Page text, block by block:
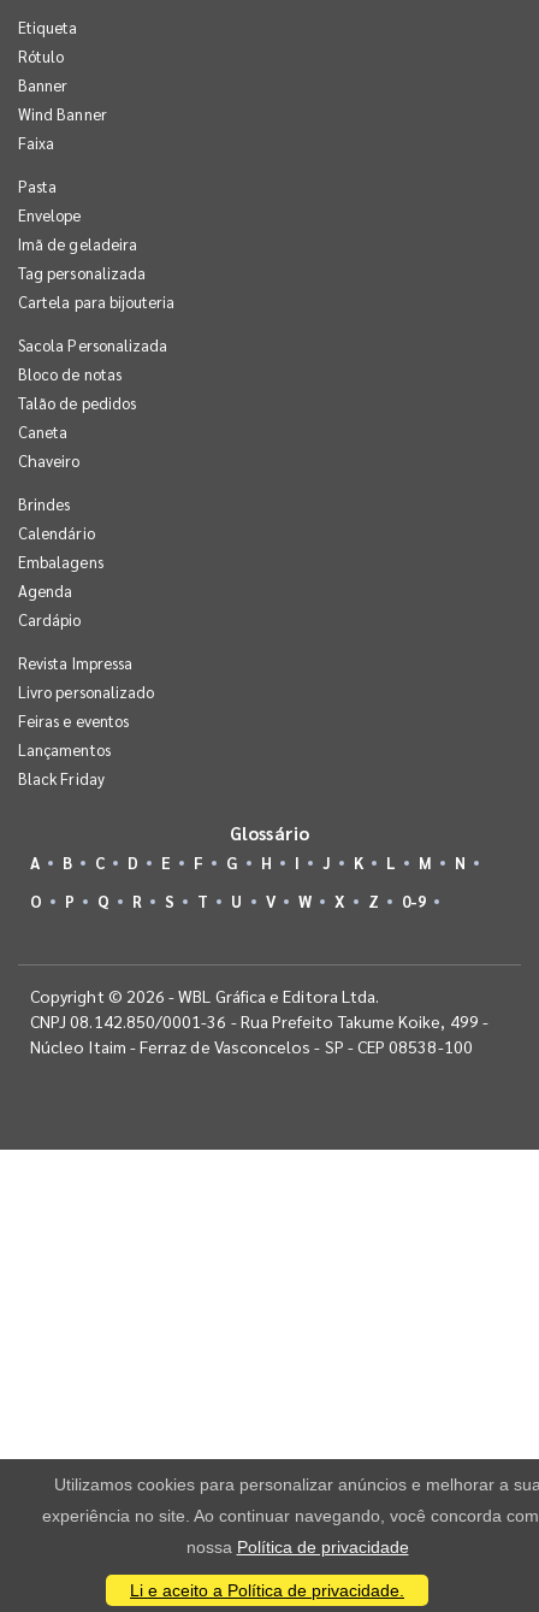
Etiqueta
Rótulo
Banner
Wind Banner
Faixa
Pasta
Envelope
Imã de geladeira
Tag personalizada
Cartela para bijouteria
Sacola Personalizada
Bloco de notas
Talão de pedidos
Caneta
Chaveiro
Brindes
Calendário
Embalagens
Agenda
Cardápio
Revista Impressa
Livro personalizado
Feiras e eventos
Lançamentos
Black Friday
Glossário
A B C D E F G H I J K L M
N
O
P Q R S T U V W X Z 0-9
Copyright © 2026 - WBL Gráfica e Editora Ltda.
CNPJ 08.142.850/0001-36 - Rua Prefeito Takume Koike, 499 -
Núcleo Itaim - Ferraz de Vasconcelos - SP - CEP 08538-100
Utilizamos cookies para personalizar anúncios e melhorar a
experiência no site. Ao continuar navegando, você concorda
nossa Política de privacidade
Li e aceito a Política de privacidade.